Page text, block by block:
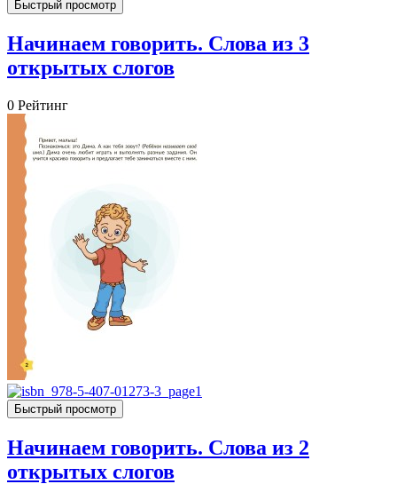
Быстрый просмотр
Начинаем говорить. Слова из 3
открытых слогов
0 Рейтинг
Быстрый просмотр
Начинаем говорить. Слова из 2
открытых слогов